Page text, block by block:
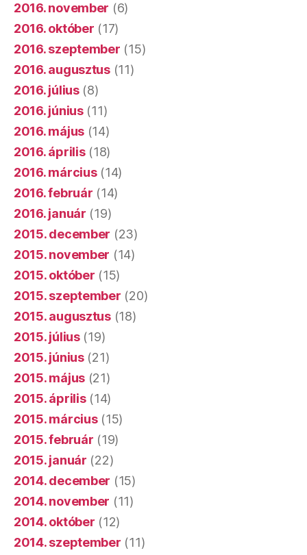
2016. november (6)
2016. október (17)
2016. szeptember (15)
2016. augusztus(11)
2016. július(8)
2016. június(11)
2016. május (14)
2016. április(18)
2016. március(14)
2016. február (14)
2016. január (19)
2015. december (23)
2015. november (14)
2015. október (15)
2015. szeptember (20)
2015. augusztus(18)
2015. július(19)
2015. június(21)
2015. május (21)
2015. április(14)
2015. március(15)
2015. február (19)
2015. január (22)
2014. december (15)
2014. november (11)
2014. október (12)
2014. szeptember (11)